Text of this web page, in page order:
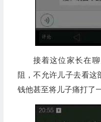
接着这位家长在
阻，不允许儿子去看这
钱他甚至将儿子痛打了